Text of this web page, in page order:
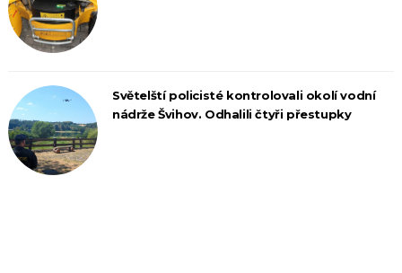
Světelští policisté kontrolovali okolí vodní
nádrže Švihov. Odhalili čtyři přestupky